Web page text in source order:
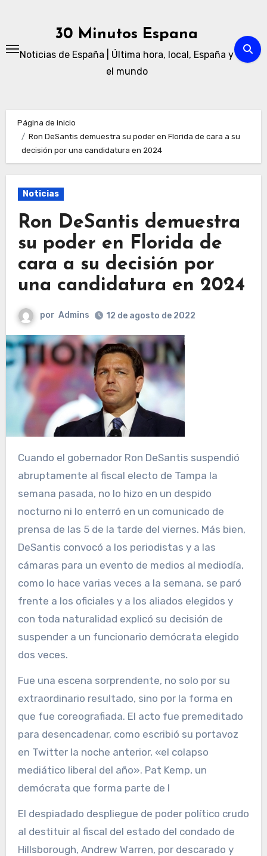
30 Minutos Espana
Noticias de España | Última hora, local, España y
el mundo
Página de inicio
Ron DeSantis demuestra su poder en Florida de cara a su
decisión por una candidatura en 2024
Noticias
Ron DeSantis demuestra
su poder en Florida de
cara a su decisión por
una candidatura en 2024
por Admins 12 de agosto de 2022
Cuando el gobernador Ron DeSantis suspendió
abruptamente al fiscal electo de Tampa la
semana pasada, no lo hizo en un despido
nocturno ni lo enterró en un comunicado de
prensa de las 5 de la tarde del viernes. Más bien,
DeSantis convocó a los periodistas y a las
cámaras para un evento de medios al mediodía,
como lo hace varias veces a la semana, se paró
frente a los oficiales y a los aliados elegidos y
con toda naturalidad explicó su decisión de
suspender a un funcionario demócrata elegido
dos veces.
Fue una escena sorprendente, no solo por su
extraordinario resultado, sino por la forma en
que fue coreografiada. El acto fue premeditado
para desencadenar, como escribió su portavoz
en Twitter la noche anterior, «el colapso
mediático liberal del año». Pat Kemp, un
demócrata que forma parte de l
El despiadado despliegue de poder político crudo
al destituir al fiscal del estado del condado de
Hillsborough, Andrew Warren, por descarado y